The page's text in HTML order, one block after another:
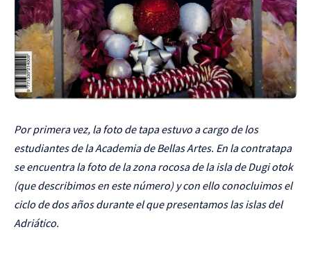
Por primera vez, la foto de tapa estuvo a cargo de los
estudiantes de la Academia de Bellas Artes. En la contratapa
se encuentra la foto de la zona rocosa de la isla de Dugi otok
(que describimos en este número) y con ello conocluimos el
ciclo de dos años durante el que presentamos las islas del
Adriático.